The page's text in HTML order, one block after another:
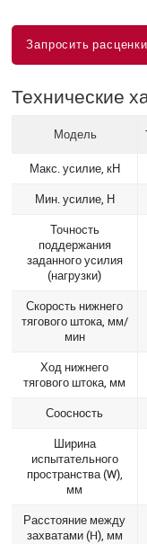
Запросить расценки
Технические
Модель
Макс. усилие, кН
Мин. усилие, Н
Точность
поддержания
заданного усилия
(нагрузки)
Скорость нижнего
тягового штока, мм/
мин
Ход нижнего
тягового штока, мм
Соосность
Ширина
испытательного
пространства (W),
мм
Расстояние между
захватами (H), мм